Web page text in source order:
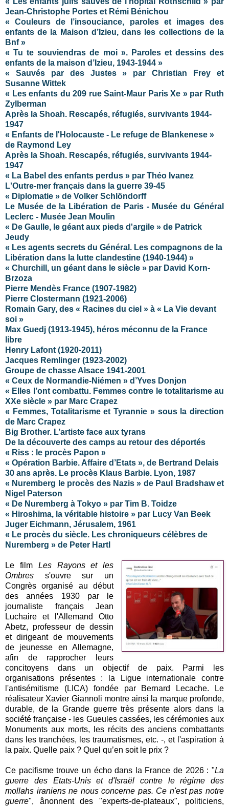
Jean-Christophe Portes et Rémi Bénichou
« Couleurs de l’insouciance, paroles et images des
enfants de la Maison d’Izieu, dans les collections de la
Bnf »
« Tu te souviendras de moi ». Paroles et dessins des
enfants de la maison d’Izieu, 1943-1944 »
« Sauvés par des Justes » par Christian Frey et
Susanne Wittek
« Les enfants du 209 rue Saint-Maur Paris Xe » par Ruth
Zylberman
Après la Shoah. Rescapés, réfugiés, survivants 1944-
1947
« Enfants de l'Holocauste - Le refuge de Blankenese »
de Raymond Ley
Après la Shoah. Rescapés, réfugiés, survivants 1944-
1947
« La Babel des enfants perdus » par Théo Ivanez
L'Outre-mer français dans la guerre 39-45
« Diplomatie » de Volker Schlöndorff
Le Musée de la Libération de Paris - Musée du Général
Leclerc - Musée Jean Moulin
« De Gaulle, le géant aux pieds d'argile » de Patrick
Jeudy
« Les agents secrets du Général. Les compagnons de la
Libération dans la lutte clandestine (1940-1944) »
« Churchill, un géant dans le siècle » par David Korn-
Brzoza
Pierre Mendès France (1907-1982)
Pierre Clostermann (1921-2006)
Romain Gary, des « Racines du ciel » à « La Vie devant
soi »
Max Guedj (1913-1945), héros méconnu de la France
libre
Henry Lafont (1920-2011)
Jacques Remlinger (1923-2002)
Groupe de chasse Alsace 1941-2001
« Ceux de Normandie-Niémen » d’Yves Donjon
« Elles l’ont combattu. Femmes contre le totalitarisme au
XXe siècle » par Marc Crapez
« Femmes, Totalitarisme et Tyrannie » sous la direction
de Marc Crapez
Big Brother. L’artiste face aux tyrans
De la découverte des camps au retour des déportés
« Riss : le procès Papon »
« Opération Barbie. Affaire d’Etats », de Bertrand Delais
30 ans après. Le procès Klaus Barbie. Lyon, 1987
« Nuremberg le procès des Nazis » de Paul Bradshaw et
Nigel Paterson
« De Nuremberg à Tokyo » par Tim B. Toidze
« Hiroshima, la véritable histoire » par Lucy Van Beek
Juger Eichmann, Jérusalem, 1961
« Le procès du siècle. Les chroniqueurs célèbres de
Nuremberg » de Peter Hartl
Le film Les Rayons et les
Ombres s'ouvre sur un
Congrès organisé au début
des années 1930 par le
journaliste français Jean
Luchaire et l'Allemand Otto
Abetz, professeur de dessin
et dirigeant de mouvements
de jeunesse en Allemagne,
afin de rapprocher leurs
concitoyens dans un objectif de paix. Parmi les
organisations présentes : la Ligue internationale contre
l'antisémitisme (LICA) fondée par Bernard Lecache. Le
réalisateur Xavier Giannoli montre ainsi la marque profonde,
durable, de la Grande guerre très présente alors dans la
société française - les Gueules cassées, les cérémonies aux
Monuments aux morts, les récits des anciens combattants
dans les tranchées, les traumatismes, etc. -, et l'aspiration à
la paix. Quelle paix ? Quel qu’en soit le prix ?
Ce pacifisme trouve un écho dans la France de 2026 : "La
guerre des Etats-Unis et d'Israël contre le régime des
mollahs iraniens ne nous concerne pas. Ce n'est pas notre
guerre", ânonnent des "experts-de-plateaux", politiciens,